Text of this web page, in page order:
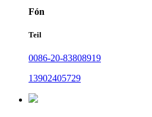
Fón
Teil
0086-20-83808919
13902405729